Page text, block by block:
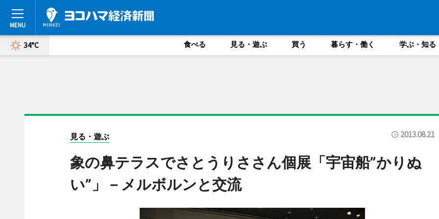
34°C 食べる 見る・遊ぶ 買う 暮らす・働く 学ぶ・知る
見る・遊ぶ 2013.08.21
象の鼻テラスでさとうりささん個展「宇宙船”かりぬ
い”」－メルボルンと交流